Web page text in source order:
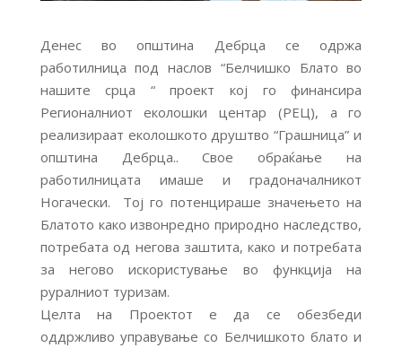
Денес во општина Дебрца се одржа
работилница под наслов “Белчишко Блато во
нашите срца “ проект кој го финансира
Регионалниот еколошки центар (РЕЦ), а го
реализираат еколошкото друштво “Грашница” и
општина Дебрца.. Свое обраќање на
работилницата имаше и градоначалникот
Ногачески. Тој го потенцираше значењето на
Блатото како извонредно природно наследство,
потребата од негова заштита, како и потребата
за негово искористување во функција на
руралниот туризам.
Целта на Проектот е да се обезбеди
оддржливо управување со Белчишкото блато и